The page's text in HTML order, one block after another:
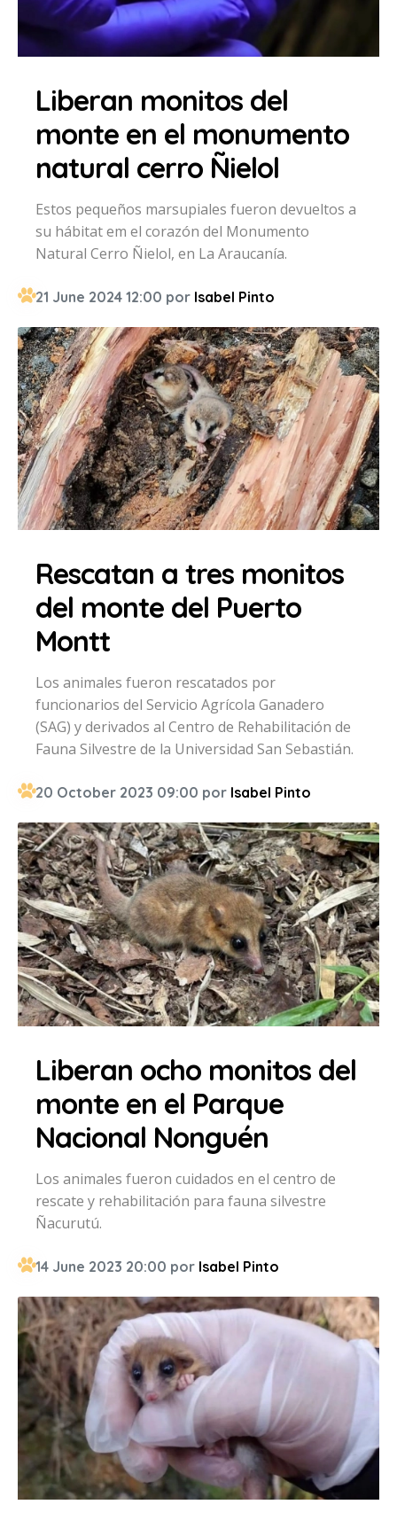
Liberan monitos del
monte en el monumento
natural cerro Ñielol
Estos pequeños marsupiales fueron devueltos a
su hábitat em el corazón del Monumento
Natural Cerro Ñielol, en La Araucanía.
21 June 2024 12:00 por Isabel Pinto
Rescatan a tres monitos
del monte del Puerto
Montt
Los animales fueron rescatados por
funcionarios del Servicio Agrícola Ganadero
(SAG) y derivados al Centro de Rehabilitación de
Fauna Silvestre de la Universidad San Sebastián.
20 October 2023 09:00 por Isabel Pinto
Liberan ocho monitos del
monte en el Parque
Nacional Nonguén
Los animales fueron cuidados en el centro de
rescate y rehabilitación para fauna silvestre
Ñacurutú.
14 June 2023 20:00 por Isabel Pinto